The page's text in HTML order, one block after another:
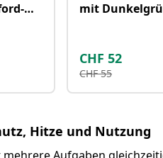
mit
CHF 52
CHF 55
Hitze und Nutzung